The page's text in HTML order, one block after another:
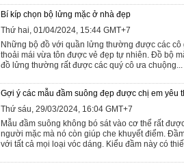
Bí kíp chọn bộ lửng mặc ở nhà đẹp
Thứ hai, 01/04/2024, 15:44 GMT+7
Những bộ đồ với quần lửng thường được các
thoải mái vừa tôn được vẻ đẹp tự nhiên. Đồ bộ
đồ lửng thường rất được các quý cô ưa chuộng...
Gợi ý các mẫu đầm suông đẹp được chị em yêu
Thứ sáu, 29/03/2024, 16:04 GMT+7
Mẫu đầm suông không bó sát vào cơ thể rất
người mặc mà nó còn giúp che khuyết điểm.
với tất cả mọi loại vóc dáng. Kiểu đầm này có